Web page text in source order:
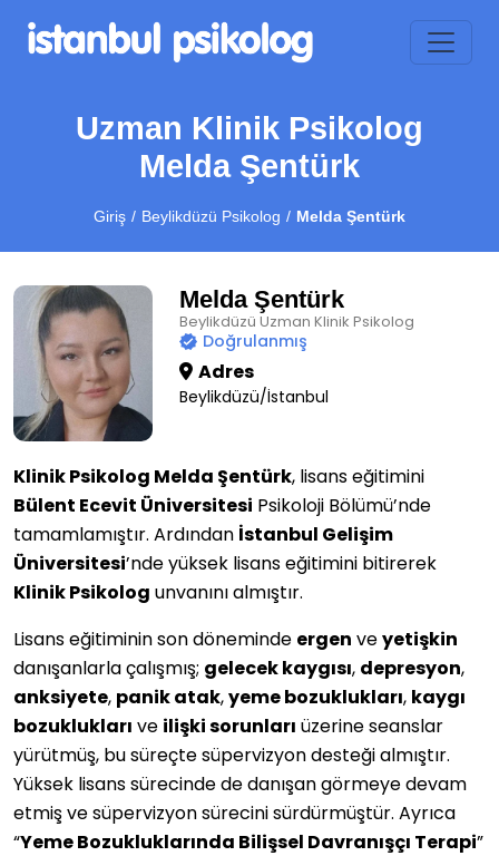
Uzman Klinik Psikolog
Melda Şentürk
Giriş Beylikdüzü Psikolog Melda Şentürk
Melda Şentürk
Beylikdüzü Uzman Klinik Psikolog
Doğrulanmış
Adres
Beylikdüzü/İstanbul
Klinik Psikolog Melda Şentürk, lisans eğitimini
Bülent Ecevit Üniversitesi Psikoloji Bölümü’nde
tamamlamıştır. Ardından İstanbul Gelişim
Üniversitesi’nde yüksek lisans eğitimini bitirerek
Klinik Psikolog unvanını almıştır.
Lisans eğitiminin son döneminde ergen ve yetişkin
danışanlarla çalışmış; gelecek kaygısı, depresyon,
anksiyete, panik atak, yeme bozuklukları, kaygı
bozuklukları ve ilişki sorunları üzerine seanslar
yürütmüş, bu süreçte süpervizyon desteği almıştır.
Yüksek lisans sürecinde de danışan görmeye devam
etmiş ve süpervizyon sürecini sürdürmüştür. Ayrıca
“Yeme Bozukluklarında Bilişsel Davranışçı Terapi”